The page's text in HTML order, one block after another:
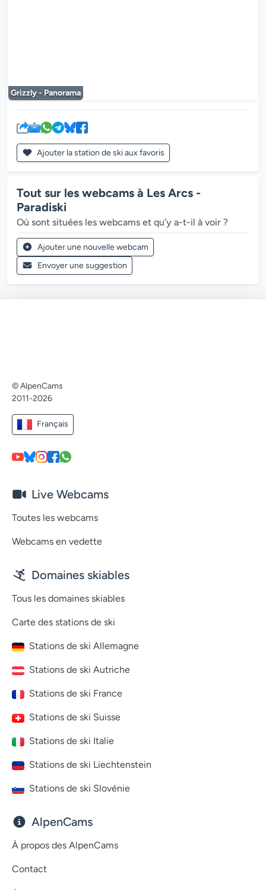
Grizzly - Panorama
Ajouter la station de ski aux favoris
Tout sur les webcams à Les Arcs -
Paradiski
Où sont situées les webcams et qu’y a-t-il à voir ?
Ajouter une nouvelle webcam
Envoyer une suggestion
© AlpenCams
2011-2026
Français
Live Webcams
Toutes les webcams
Webcams en vedette
Domaines skiables
Tous les domaines skiables
Carte des stations de ski
Stations de ski Allemagne
Stations de ski Autriche
Stations de ski France
Stations de ski Suisse
Stations de ski Italie
Stations de ski Liechtenstein
Stations de ski Slovénie
AlpenCams
À propos des AlpenCams
Contact